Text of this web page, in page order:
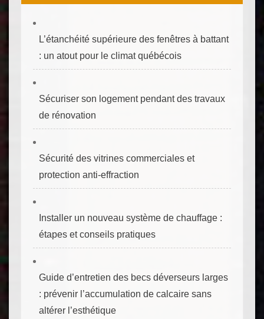
L’étanchéité supérieure des fenêtres à battant
: un atout pour le climat québécois
Sécuriser son logement pendant des travaux
de rénovation
Sécurité des vitrines commerciales et
protection anti‑effraction
Installer un nouveau système de chauffage :
étapes et conseils pratiques
Guide d’entretien des becs déverseurs larges
: prévenir l’accumulation de calcaire sans
altérer l’esthétique